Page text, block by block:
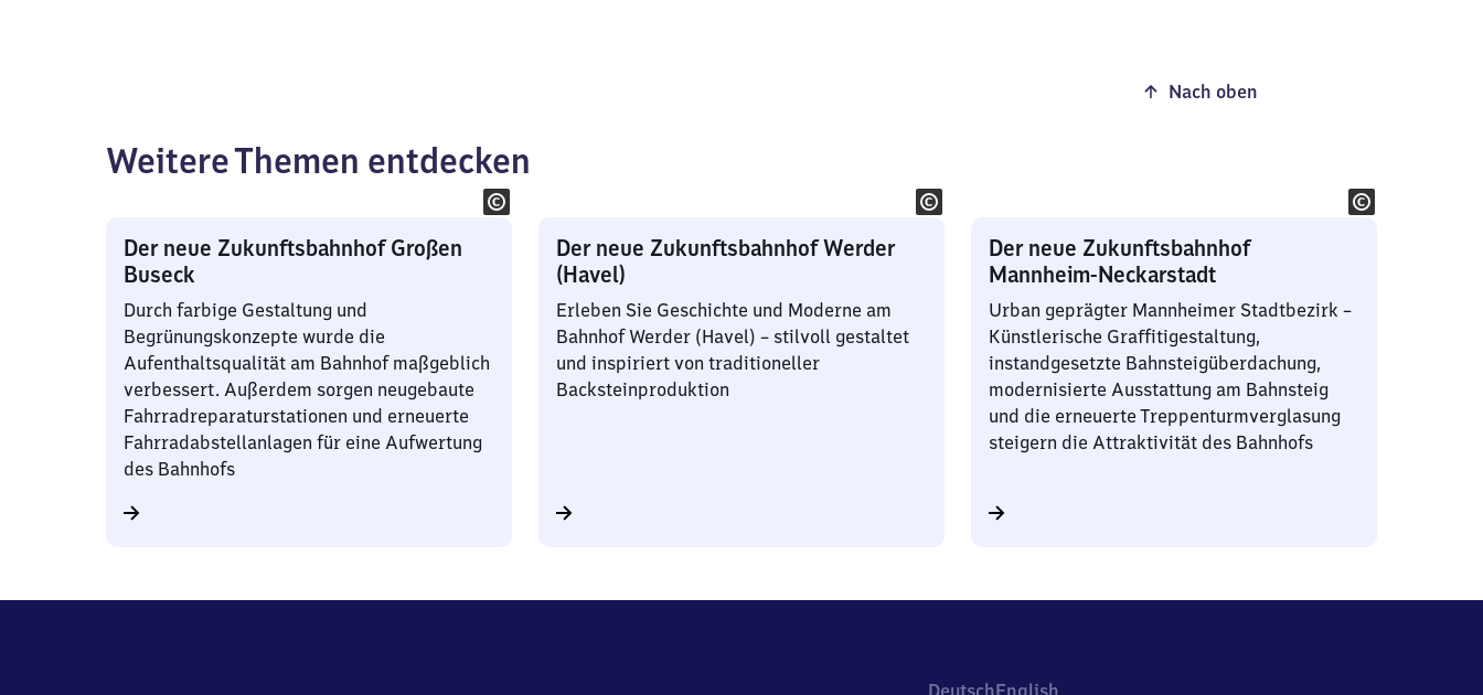
Nach oben
Weitere Themen entdecken
Der neue Zukunftsbahnhof Großen
Buseck
Durch farbige Gestaltung und
Begrünungskonzepte wurde die
Aufenthaltsqualität am Bahnhof maßgeblich
verbessert. Außerdem sorgen neugebaute
Fahrradreparaturstationen und erneuerte
Fahrradabstellanlagen für eine Aufwertung
des Bahnhofs
Der neue Zukunftsbahnhof Werder
(Havel)
Erleben Sie Geschichte und Moderne am
Bahnhof Werder (Havel) – stilvoll gestaltet
und inspiriert von traditioneller
Backsteinproduktion
Der neue Zukunftsbahnhof
Mannheim-Neckarstadt
Urban geprägter Mannheimer Stadtbezirk –
Künstlerische Graffitigestaltung,
instandgesetzte Bahnsteigüberdachung,
modernisierte Ausstattung am Bahnsteig
und die erneuerte Treppenturmverglasung
steigern die Attraktivität des Bahnhofs